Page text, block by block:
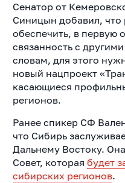
Сенатор от
Синицын добавил,
обеспечить, в первую
связанность с
словам, для этого
новый нацпроект
касающиеся
регионов.
Ранее спикер СФ
что Сибирь
Дальнему Востоку.
Совет, которая будет
сибирских регионов.